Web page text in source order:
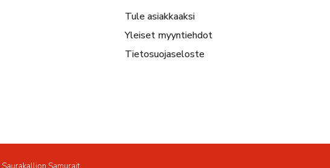
Tule asiakkaaksi
Yleiset myyntiehdot
Tietosuojaseloste